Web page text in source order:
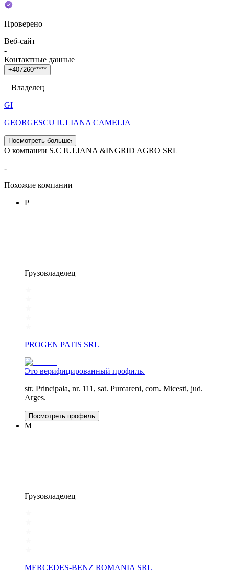
Проверено
Веб-сайт
-
Контактные данные
+407260*****
Владелец
GI
GEORGESCU IULIANA CAMELIA
Посмотреть больше
О компании S.C IULIANA &INGRID AGRO SRL
-
Похожие компании
P
Грузовладелец
PROGEN PATIS SRL
Это верифицированный профиль.
str. Principala, nr. 111, sat. Purcareni, com. Micesti, jud.
Arges.
Посмотреть профиль
M
Грузовладелец
MERCEDES-BENZ ROMANIA SRL